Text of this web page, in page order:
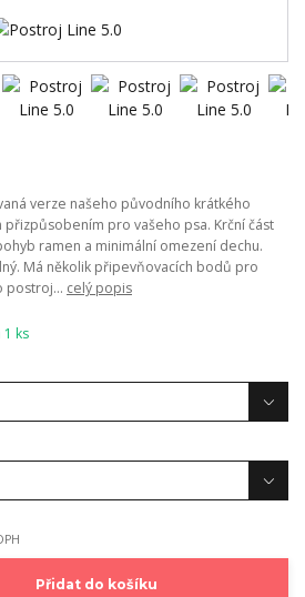
verze našeho původního krátkého
pro vašeho psa. Krční část
ramen a minimální omezení dechu.
Má několik připevňovacích bodů pro
postroj... celý popis
1 ks
Přidat do košíku